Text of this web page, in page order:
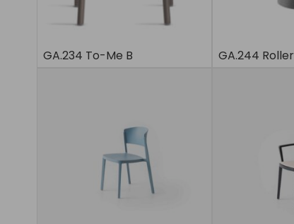
GA.234 To-Me B GA.244 Roller